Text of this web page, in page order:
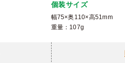
個装サイズ
幅75×奥110×高51mm
重量：107g